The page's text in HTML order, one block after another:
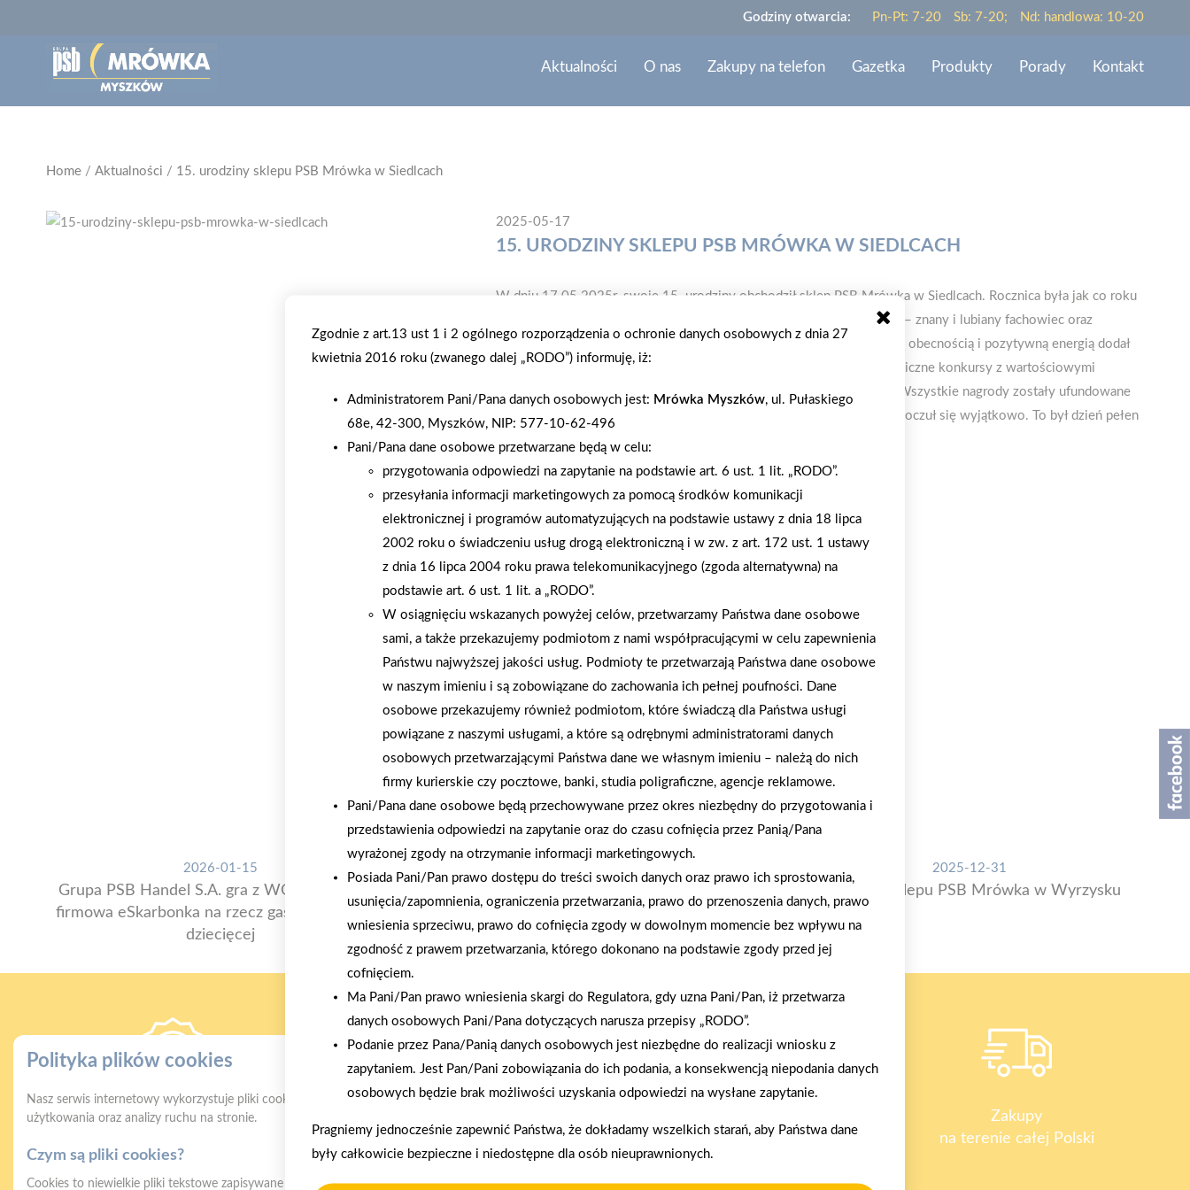
Godziny otwarcia: Pn-Pt: 7-20 Sb: 7-20; Nd: handlowa: 10-20
Aktualności O nas Zakupy na telefon Gazetka Produkty Porady Kontakt
Home / Aktualności / 15. urodziny sklepu PSB Mrówka w Siedlcach
2025-05-17
15. URODZINY SKLEPU PSB MRÓWKA W SIEDLCACH
W dniu 17.05.2025r. swoje 15. urodziny obchodził sklep PSB Mrówka w Siedlcach. Rocznica była jak co roku
uroczyście świętowana. Na miejscu pojawił się również Darek Stolarz – znany i lubiany fachowiec oraz
osobowość telewizyjna razem ze stoiskiem Centrali PSB. Darek swoją obecnością i pozytywną energią dodał
uroczystości wyjątkowego charakteru. Na klientów placówki czekały liczne konkursy z wartościowymi
nagrodami oraz atrakcje przygotowane specjalnie z okazji jubileuszu. Wszystkie nagrody zostały ufundowane
przez właścicieli sklepu Mrówka, którzy zadbali o to, aby każdy gość poczuł się wyjątkowo. To był dzień pełen
radości, inspiracji i wspólnego świętowania.
AKTUALNOŚCI
2026-01-15
Grupa PSB Handel S.A. gra z WOŚP. Powstała
firmowa eSkarbonka na rzecz gastroenterologii
dziecięcej
rok strategicznym otwarciem po rebrandingu
2025-12-31
Otwarcie sklepu PSB Mrówka w Wyrzysku
Gwarancja jakości
ratalnym
telefoniczne
Zakupy
na terenie całej Polski
Zgodnie z art.13 ust 1 i 2 ogólnego rozporządzenia o ochronie danych osobowych z dnia 27
kwietnia 2016 roku (zwanego dalej „RODO”) informuję, iż:
Administratorem Pani/Pana danych osobowych jest: Mrówka Myszków, ul. Pułaskiego
68e, 42-300, Myszków, NIP: 577-10-62-496
Pani/Pana dane osobowe przetwarzane będą w celu:
przygotowania odpowiedzi na zapytanie na podstawie art. 6 ust. 1 lit. „RODO”.
przesyłania informacji marketingowych za pomocą środków komunikacji
elektronicznej i programów automatyzujących na podstawie ustawy z dnia 18 lipca
2002 roku o świadczeniu usług drogą elektroniczną i w zw. z art. 172 ust. 1 ustawy
z dnia 16 lipca 2004 roku prawa telekomunikacyjnego (zgoda alternatywna) na
podstawie art. 6 ust. 1 lit. a „RODO”.
W osiągnięciu wskazanych powyżej celów, przetwarzamy Państwa dane osobowe
sami, a także przekazujemy podmiotom z nami współpracującymi w celu zapewnienia
Państwu najwyższej jakości usług. Podmioty te przetwarzają Państwa dane osobowe
w naszym imieniu i są zobowiązane do zachowania ich pełnej poufności. Dane
osobowe przekazujemy również podmiotom, które świadczą dla Państwa usługi
powiązane z naszymi usługami, a które są odrębnymi administratorami danych
osobowych przetwarzającymi Państwa dane we własnym imieniu – należą do nich
firmy kurierskie czy pocztowe, banki, studia poligraficzne, agencje reklamowe.
Pani/Pana dane osobowe będą przechowywane przez okres niezbędny do przygotowania i
przedstawienia odpowiedzi na zapytanie oraz do czasu cofnięcia przez Panią/Pana
wyrażonej zgody na otrzymanie informacji marketingowych.
Posiada Pani/Pan prawo dostępu do treści swoich danych oraz prawo ich sprostowania,
usunięcia/zapomnienia, ograniczenia przetwarzania, prawo do przenoszenia danych, prawo
wniesienia sprzeciwu, prawo do cofnięcia zgody w dowolnym momencie bez wpływu na
zgodność z prawem przetwarzania, którego dokonano na podstawie zgody przed jej
cofnięciem.
Ma Pani/Pan prawo wniesienia skargi do Regulatora, gdy uzna Pani/Pan, iż przetwarza
danych osobowych Pani/Pana dotyczących narusza przepisy „RODO”.
Podanie przez Pana/Panią danych osobowych jest niezbędne do realizacji wniosku z
zapytaniem. Jest Pan/Pani zobowiązania do ich podania, a konsekwencją niepodania danych
osobowych będzie brak możliwości uzyskania odpowiedzi na wysłane zapytanie.
Pragniemy jednocześnie zapewnić Państwa, że dokładamy wszelkich starań, aby Państwa dane
były całkowicie bezpieczne i niedostępne dla osób nieuprawnionych.
Polityka plików cookies
Nasz serwis internetowy wykorzystuje pliki cookies w celu zapewnienia prawidłowego działania strony, poprawy komfortu
użytkowania oraz analizy ruchu na stronie.
Czym są pliki cookies?
Cookies to niewielkie pliki tekstowe zapisywane na urządzeniu użytkownika (komputerze, tablecie, smartfonie) podczas